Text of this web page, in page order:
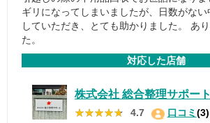
ギリになってしまいましたが、日数がな
していただき、とても助かりました。 あ
た。
対応した店舗
株式会社 総合整理サポート
★★★★★
★★★★★ 4.7 口コミ(3)